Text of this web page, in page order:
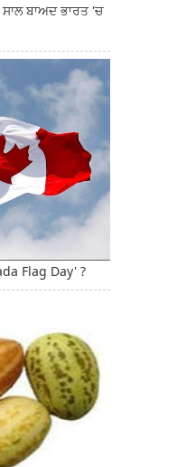
ਬਾਅਦ ਭਾਰਤ 'ਚ
Flag Day' ?